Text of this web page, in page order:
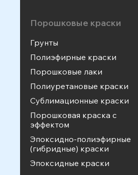
Порошковые краски
Грунты
Полиэфирные краски
Порошковые лаки
Полиуретановые краски
Сублимационные краски
Порошковая краска с
эффектом
Эпоксидно-полиэфирные
(гибридные) краски
Эпоксидные краски